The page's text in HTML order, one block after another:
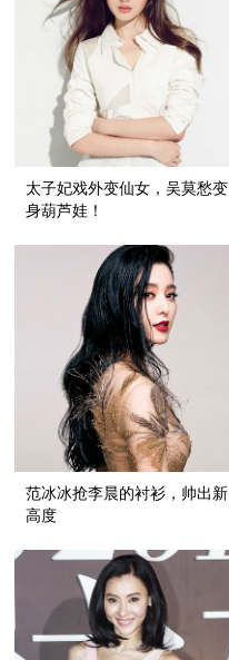
太子妃戏外变仙女，吴莫愁变
身葫芦娃！
范冰冰抢李晨的衬衫，帅出新
高度